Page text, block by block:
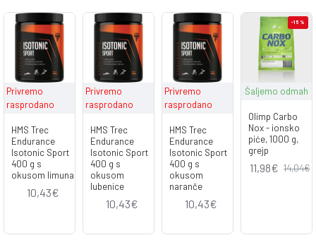
Privremo
rasprodano
HMS Trec
Endurance
Isotonic Sport
400 g s
okusom limuna
10,43€
Privremo
rasprodano
HMS Trec
Endurance
Isotonic Sport
400 g s
okusom
lubenice
10,43€
Privremo
rasprodano
HMS Trec
Endurance
Isotonic Sport
400 g s
okusom
naranče
10,43€
-15 %
Šaljemo odmah
Olimp Carbo
Nox - ionsko
piće, 1000 g,
grejp
11,98€ 14,04€